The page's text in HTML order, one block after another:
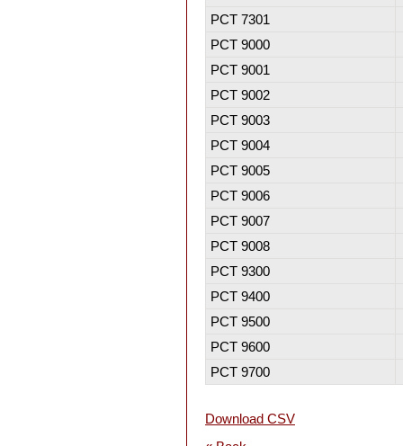
PCT 7301
PCT 9000
PCT 9001
PCT 9002
PCT 9003
PCT 9004
PCT 9005
PCT 9006
PCT 9007
PCT 9008
PCT 9300
PCT 9400
PCT 9500
PCT 9600
PCT 9700
Download CSV